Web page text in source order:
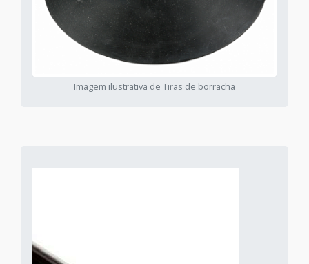
Imagem ilustrativa de Tiras de borracha